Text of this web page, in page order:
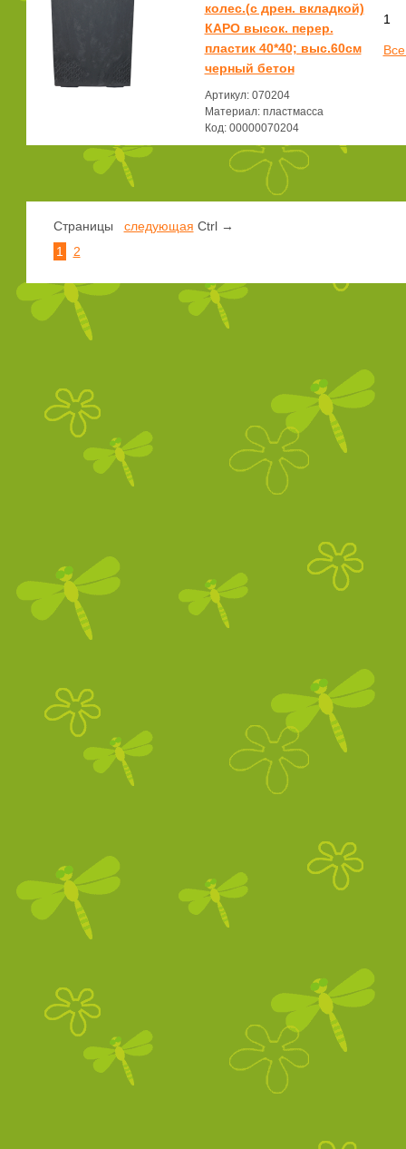
колес.(с дрен. вкладкой)
КАРО высок. перер.
пластик 40*40; выс.60см
черный бетон
Артикул: 070204
Материал: пластмасса
Код: 00000070204
1
Страницы следующая Ctrl →
1
2